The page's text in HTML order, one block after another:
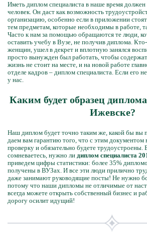
Иметь диплом специалиста в наше время
человек. Он даст как возможность
организацию, особенно если в приложении
тем предметам, которые необходимы в работе,
Часто к нам за помощью обращаются те люди,
оставить учебу в Вузе, не получив диплома. Кто-
женщин, ушел в декрет и вплотную занялся
просто вынужден был работать, чтобы
жизнь не стоит на месте, и на новой работе
отделе кадров – диплом специалиста. Если его
у нас.
Каким будет образец
Ижевске?
Наш диплом будет точно таким же, какой бы
даем вам гарантию того, что с этим
проверку и обязательно будете трудоустроены.
сомневаетесь, нужно ли диплом специалиста
приведем цифры статистики: более 35%
получены в ВУЗах. И все эти люди прилично
даже занимают руководящие посты! Не нужно
потому что наши дипломы не отличимые от
всегда можете открыть собственный бизнес и
дорогу осилит идущий!